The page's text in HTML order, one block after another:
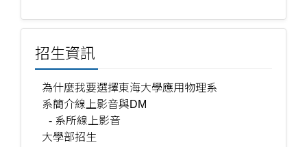
招生資訊
為什麼我要選擇東海大學應用物理系
系簡介線上影音與DM
- 系所線上影音
大學部招生